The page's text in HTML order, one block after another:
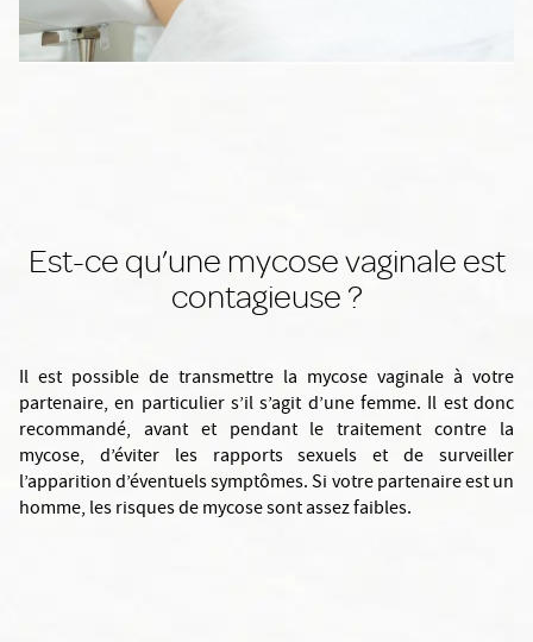
Est-ce qu’une mycose vaginale est
contagieuse ?
Il est possible de transmettre la mycose vaginale à votre
partenaire, en particulier s’il s’agit d’une femme. Il est donc
recommandé, avant et pendant le traitement contre la
mycose, d’éviter les rapports sexuels et de surveiller
l’apparition d’éventuels symptômes. Si votre partenaire est un
homme, les risques de mycose sont assez faibles.